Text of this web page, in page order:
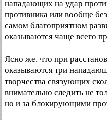
нападающих на удар
противника или вообще
самом благоприятном
оказываются чаще всего
Ясно же. что при
оказываются три
творчества связующих
внимательно следить не
но и за блокирующими